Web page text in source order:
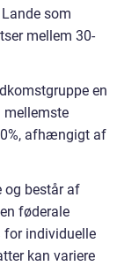
som
mellem 30-
en
mellemste
afhængigt af
og består af
føderale
for individuelle
kan variere